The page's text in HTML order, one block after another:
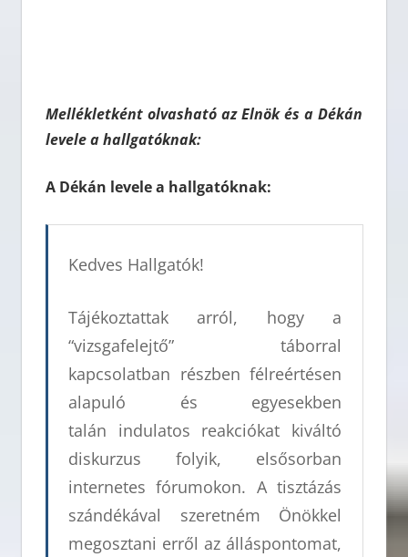
Mellékletként olvasható az Elnök és a Dékán
levele a hallgatóknak:
A Dékán levele a hallgatóknak:
Kedves Hallgatók!
Tájékoztattak arról, hogy a
“vizsgafelejtő” táborral
kapcsolatban részben félreértésen
alapuló és egyesekben
talán indulatos reakciókat kiváltó
diskurzus folyik, elsősorban
internetes fórumokon. A tisztázás
szándékával szeretném Önökkel
megosztani erről az álláspontomat,